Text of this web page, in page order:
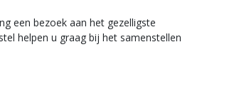
een bezoek aan het gezelligste
helpen u graag bij het samenstellen